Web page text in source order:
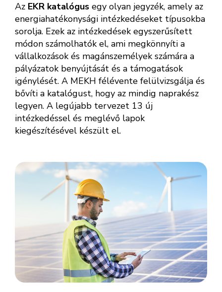
Az EKR katalógus egy olyan jegyzék, amely az
energiahatékonysági intézkedéseket típusokba
sorolja. Ezek az intézkedések egyszerűsített
módon számolhatók el, ami megkönnyíti a
vállalkozások és magánszemélyek számára a
pályázatok benyújtását és a támogatások
igénylését. A MEKH félévente felülvizsgálja és
bővíti a katalógust, hogy az mindig naprakész
legyen. A legújabb tervezet 13 új
intézkedéssel és meglévő lapok
kiegészítésével készült el.